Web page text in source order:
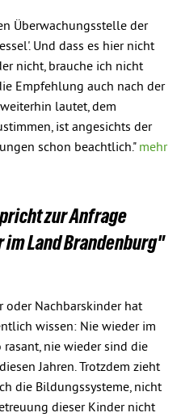
Überwachungsstelle der
Und dass es hier nicht
nicht, brauche ich nicht
Empfehlung auch nach der
lautet, dem
ist angesichts der
schon beachtlich." mehr
zur Anfrage
Land Brandenburg"
oder Nachbarskinder hat
wissen: Nie wieder im
nie wieder sind die
Jahren. Trotzdem zieht
die Bildungssysteme, nicht
dieser Kinder nicht